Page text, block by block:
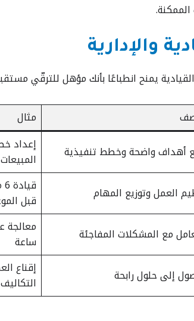
والإدارية
يمنح انطباعًا بأنك مؤهل للترقّي
مثال
أهداف واضحة وخطط تنفيذية
إعداد
المبيعات 20%
العمل وتوزيع المهام
قبل
مع المشكلات المفاجئة
ساعة
إلى حلول رابحة
إقناع
التكاليف 15%